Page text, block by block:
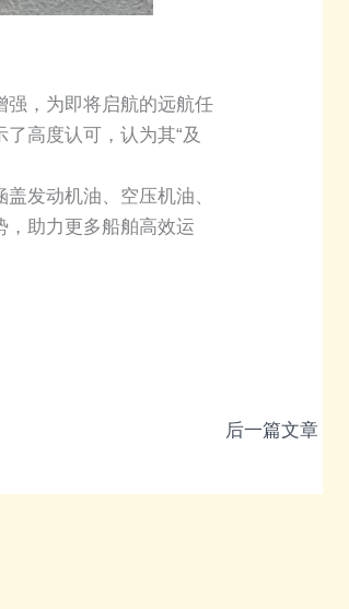
强，为即将启航的远航任
高度认可，认为其“及
发动机油、空压机油、
，助力更多船舶高效运
后一篇文章